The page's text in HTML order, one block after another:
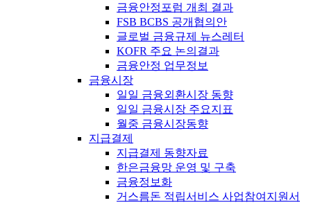
금융안정포럼 개최 결과
FSB BCBS 공개협의안
글로벌 금융규제 뉴스레터
KOFR 주요 논의결과
금융안정 업무정보
금융시장
일일 금융외환시장 동향
일일 금융시장 주요지표
월중 금융시장동향
지급결제
지급결제 동향자료
한은금융망 운영 및 구축
금융정보화
거스름돈 적립서비스 사업참여지원서